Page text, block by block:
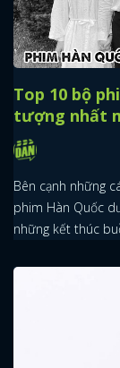
Top 10 bộ
tượng nhất
Bên cạnh những
phim Hàn Quốc
những kết thúc